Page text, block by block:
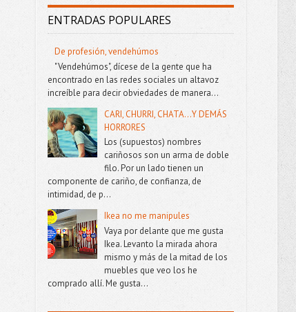
ENTRADAS POPULARES
De profesión, vendehúmos
"Vendehúmos", dícese de la gente que ha
encontrado en las redes sociales un altavoz
increíble para decir obviedades de manera...
CARI, CHURRI, CHATA...Y DEMÁS
HORRORES
Los (supuestos) nombres
cariñosos son un arma de doble
filo. Por un lado tienen un
componente de cariño, de confianza, de
intimidad, de p...
Ikea no me manipules
Vaya por delante que me gusta
Ikea. Levanto la mirada ahora
mismo y más de la mitad de los
muebles que veo los he
comprado allí. Me gusta...